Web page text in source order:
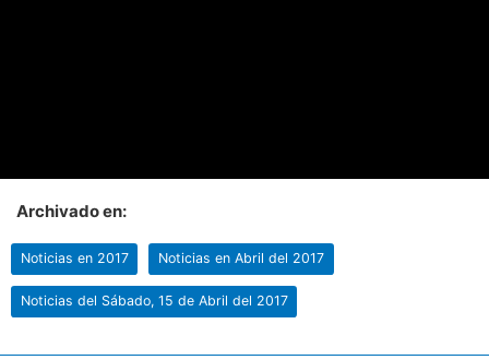
Archivado en:
Noticias en 2017 Noticias en Abril del 2017
Noticias del Sábado, 15 de Abril del 2017